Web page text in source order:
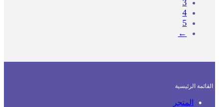
←
القائمة الرئيسية
المتجر